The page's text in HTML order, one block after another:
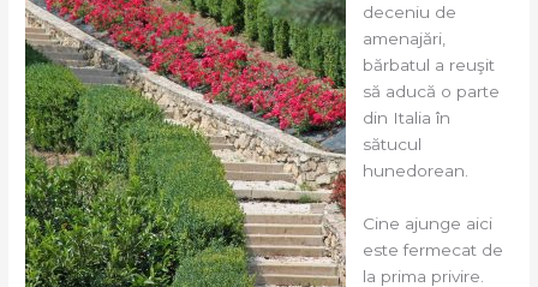
deceniu de
amenajări,
bărbatul a reuşit
să aducă o parte
din Italia în
sătucul
hunedorean.
Cine ajunge aici
este fermecat de
la prima privire.